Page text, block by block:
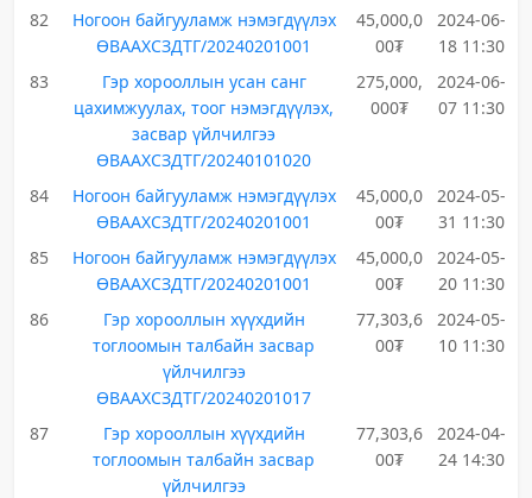
82
Ногоон байгууламж нэмэгдүүлэх
ӨВААХСЗДТГ/20240201001
45,000,0
00₮
2024-06-
18 11:30
83
Гэр хорооллын усан санг
цахимжуулах, тоог нэмэгдүүлэх,
засвар үйлчилгээ
ӨВААХСЗДТГ/20240101020
275,000,
000₮
2024-06-
07 11:30
84
Ногоон байгууламж нэмэгдүүлэх
ӨВААХСЗДТГ/20240201001
45,000,0
00₮
2024-05-
31 11:30
85
Ногоон байгууламж нэмэгдүүлэх
ӨВААХСЗДТГ/20240201001
45,000,0
00₮
2024-05-
20 11:30
86
Гэр хорооллын хүүхдийн
тоглоомын талбайн засвар
үйлчилгээ
ӨВААХСЗДТГ/20240201017
77,303,6
00₮
2024-05-
10 11:30
87
Гэр хорооллын хүүхдийн
тоглоомын талбайн засвар
үйлчилгээ
77,303,6
00₮
2024-04-
24 14:30